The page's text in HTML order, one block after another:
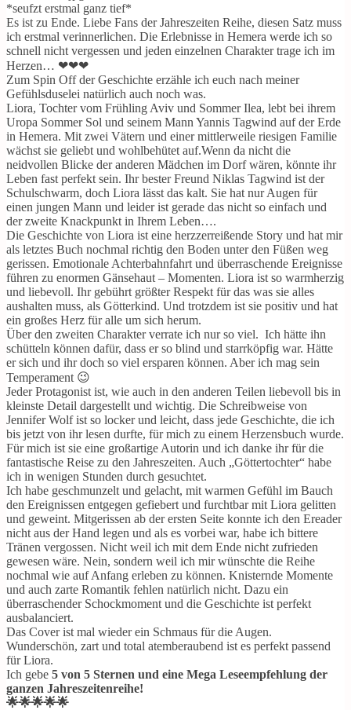
*seufzt erstmal ganz tief*
Es ist zu Ende. Liebe Fans der Jahreszeiten Reihe, diesen Satz muss
ich erstmal verinnerlichen. Die Erlebnisse in Hemera werde ich so
schnell nicht vergessen und jeden einzelnen Charakter trage ich im
Herzen… ❤❤❤
Zum Spin Off der Geschichte erzähle ich euch nach meiner
Gefühlsduselei natürlich auch noch was.
Liora, Tochter vom Frühling Aviv und Sommer Ilea, lebt bei ihrem
Uropa Sommer Sol und seinem Mann Yannis Tagwind auf der Erde
in Hemera. Mit zwei Vätern und einer mittlerweile riesigen Familie
wächst sie geliebt und wohlbehütet auf.Wenn da nicht die
neidvollen Blicke der anderen Mädchen im Dorf wären, könnte ihr
Leben fast perfekt sein. Ihr bester Freund Niklas Tagwind ist der
Schulschwarm, doch Liora lässt das kalt. Sie hat nur Augen für
einen jungen Mann und leider ist gerade das nicht so einfach und
der zweite Knackpunkt in Ihrem Leben….
Die Geschichte von Liora ist eine herzzerreißende Story und hat mir
als letztes Buch nochmal richtig den Boden unter den Füßen weg
gerissen. Emotionale Achterbahnfahrt und überraschende Ereignisse
führen zu enormen Gänsehaut – Momenten. Liora ist so warmherzig
und liebevoll. Ihr gebührt größter Respekt für das was sie alles
aushalten muss, als Götterkind. Und trotzdem ist sie positiv und hat
ein großes Herz für alle um sich herum.
Über den zweiten Charakter verrate ich nur so viel. Ich hätte ihn
schütteln können dafür, dass er so blind und starrköpfig war. Hätte
er sich und ihr doch so viel ersparen können. Aber ich mag sein
Temperament 😉
Jeder Protagonist ist, wie auch in den anderen Teilen liebevoll bis in
kleinste Detail dargestellt und wichtig. Die Schreibweise von
Jennifer Wolf ist so locker und leicht, dass jede Geschichte, die ich
bis jetzt von ihr lesen durfte, für mich zu einem Herzensbuch wurde.
Für mich ist sie eine großartige Autorin und ich danke ihr für die
fantastische Reise zu den Jahreszeiten. Auch „Göttertochter“ habe
ich in wenigen Stunden durch gesuchtet.
Ich habe geschmunzelt und gelacht, mit warmen Gefühl im Bauch
den Ereignissen entgegen gefiebert und furchtbar mit Liora gelitten
und geweint. Mitgerissen ab der ersten Seite konnte ich den Ereader
nicht aus der Hand legen und als es vorbei war, habe ich bittere
Tränen vergossen. Nicht weil ich mit dem Ende nicht zufrieden
gewesen wäre. Nein, sondern weil ich mir wünschte die Reihe
nochmal wie auf Anfang erleben zu können. Knisternde Momente
und auch zarte Romantik fehlen natürlich nicht. Dazu ein
überraschender Schockmoment und die Geschichte ist perfekt
ausbalanciert.
Das Cover ist mal wieder ein Schmaus für die Augen.
Wunderschön, zart und total atemberaubend ist es perfekt passend
für Liora.
Ich gebe 5 von 5 Sternen und eine Mega Leseempfehlung der
ganzen Jahreszeitenreihe!
🌟🌟🌟🌟🌟